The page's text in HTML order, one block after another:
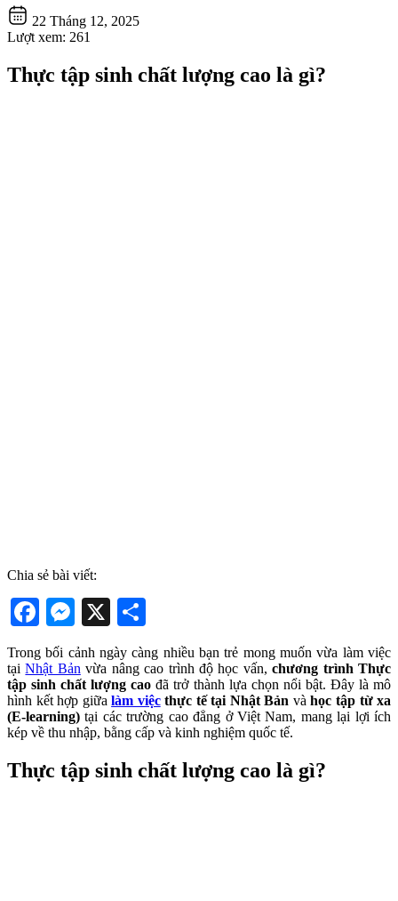
22 Tháng 12, 2025
Lượt xem: 261
Thực tập sinh chất lượng cao là gì?
Chia sẻ bài viết:
Facebook
Messenger
X
Trong bối cảnh ngày càng nhiều bạn trẻ mong muốn vừa làm việc
tạiNhật Bản vừa nâng cao trình độ học vấn,chương trình Thực
tập sinh chất lượng cao đã trở thành lựa chọn nổi bật. Đây là mô
hình kết hợp giữalàm việcthực tế tại Nhật Bản vàhọc tập từ xa
(E-learning) tại các trường cao đẳng ở Việt Nam, mang lại lợi ích
kép về thu nhập, bằng cấp và kinh nghiệm quốc tế.
Thực tập sinh chất lượng cao là gì?